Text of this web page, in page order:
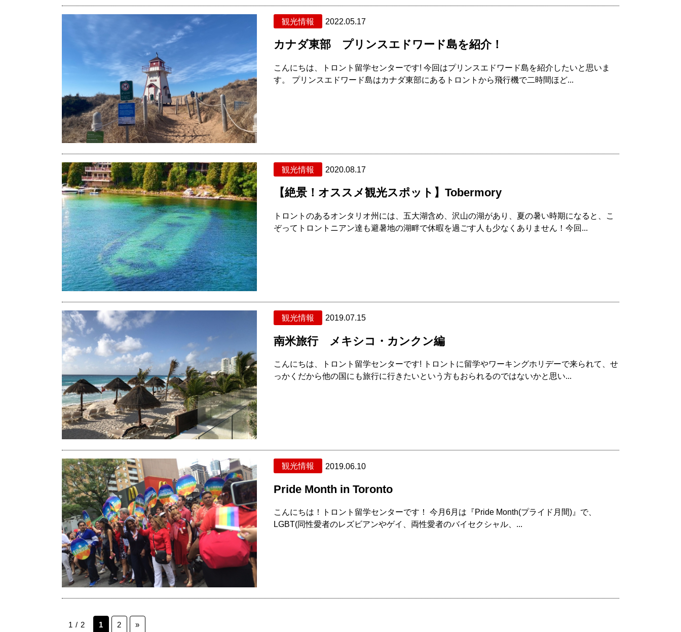
観光情報 2022.05.17
カナダ東部 プリンスエドワード島を紹介！
こんにちは、トロント留学センターです! 今回はプリンスエドワード島を紹介したいと思いま
す。 プリンスエドワード島はカナダ東部にあるトロントから飛行機で二時間ほど...
観光情報 2020.08.17
【絶景！オススメ観光スポット】Tobermory
トロントのあるオンタリオ州には、五大湖含め、沢山の湖があり、夏の暑い時期になると、こ
ぞってトロントニアン達も避暑地の湖畔で休暇を過ごす人も少なくありません！今回...
観光情報 2019.07.15
南米旅行 メキシコ・カンクン編
こんにちは、トロント留学センターです! トロントに留学やワーキングホリデーで来られて、せ
っかくだから他の国にも旅行に行きたいという方もおられるのではないかと思い...
観光情報 2019.06.10
Pride Month in Toronto
こんにちは！トロント留学センターです！ 今月6月は『Pride Month(プライド月間)』で、
LGBT(同性愛者のレズビアンやゲイ、両性愛者のバイセクシャル、...
1 / 2 1 2 »